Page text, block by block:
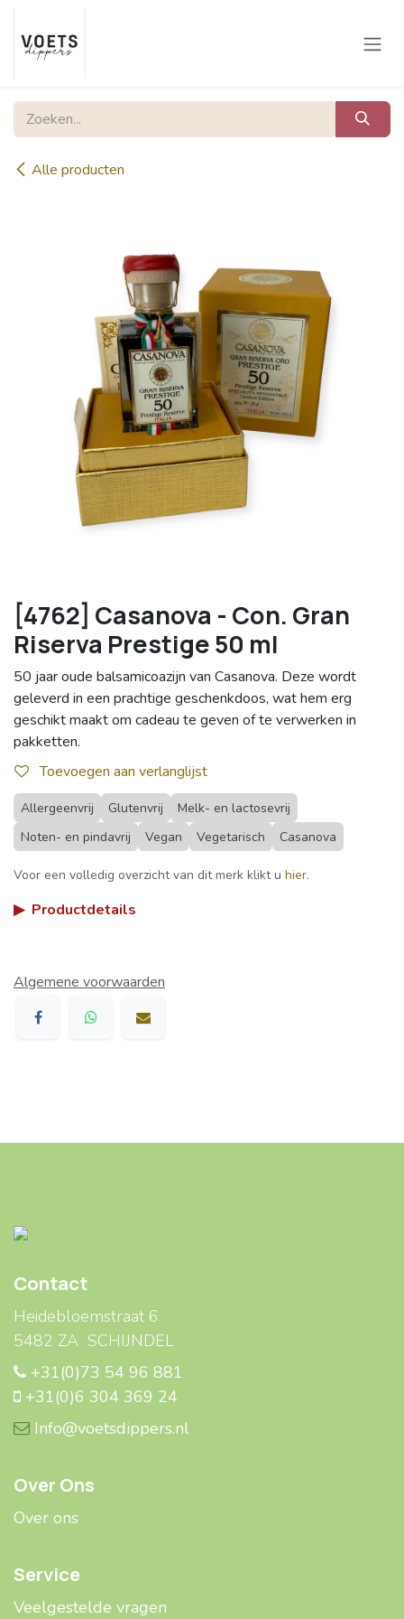
Overslaan naar inhoud
Alle producten
[4762] Casanova - Con. Gran
Riserva Prestige 50 ml
50 jaar oude balsamicoazijn van Casanova. Deze wordt
geleverd in een prachtige geschenkdoos, wat hem erg
geschikt maakt om cadeau te geven of te verwerken in
pakketten.
Toevoegen aan verlanglijst
Allergeenvrij Glutenvrij
Melk- en lactosevrij
Noten- en pindavrij
Vegan Vegetarisch Casanova
Voor een volledig overzicht van dit merk klikt u hier.
▶ Productdetails
Algemene voorwaarden
Contact
Heidebloemstraat 6
5482 ZA SCHIJNDEL
+31(0)73 54 96 881
+31(0)6 304 369 24
Info@voetsdippers.nl
Over Ons
Over ons
Service
Veelgestelde ​​vragen